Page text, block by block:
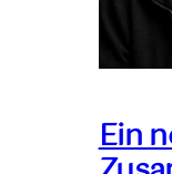
Ein